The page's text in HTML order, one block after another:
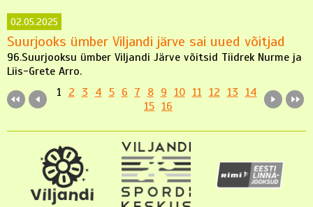
02.05.2025
Suurjooks ümber Viljandi järve sai uued võitjad
96.Suurjooksu ümber Viljandi Järve võitsid Tiidrek Nurme ja
Liis-Grete Arro.
1 2 3 4 5 6 7 8 9 10 11 12 13 14
15 16